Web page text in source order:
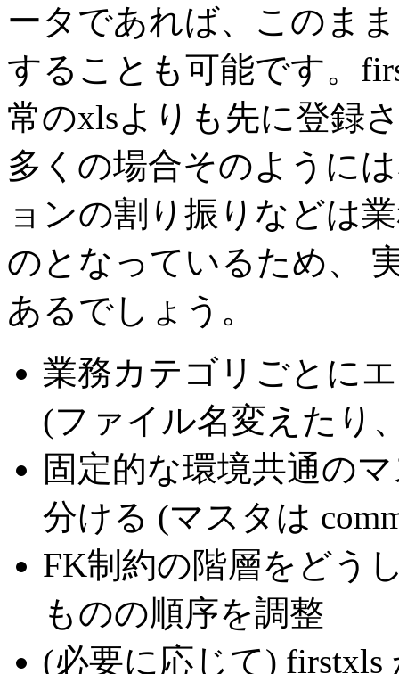
ータであれば、このまま
することも可能です。
常のxlsよりも先に登録
多くの場合そのように
ョンの割り振りなどは
のとなっているため、
あるでしょう。
業務カテゴリごとに
(ファイル名変えたり
固定的な環境共通の
分ける (マスタは
FK制約の階層をどう
ものの順序を調整
(必要に応じて)